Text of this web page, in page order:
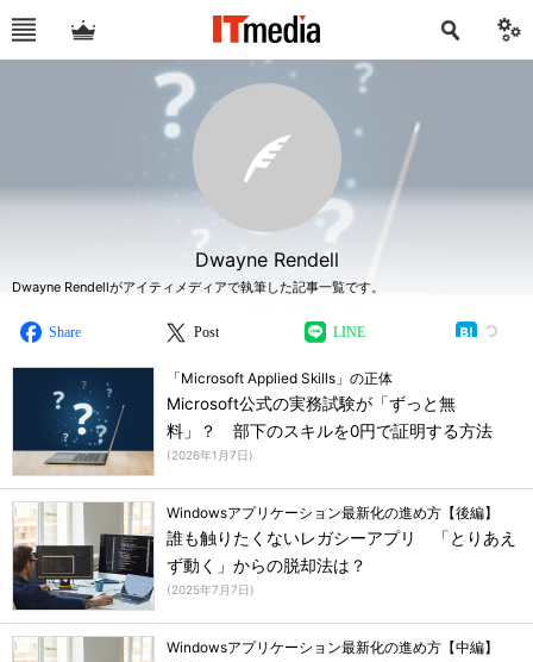
Dwayne Rendell
Dwayne Rendellがアイティメディアで執筆した記事一覧です。
Share Post LINE
「Microsoft Applied Skills」の正体
Microsoft公式の実務試験が「ずっと無
料」？ 部下のスキルを0円で証明する方法
(2026年1月7日)
Windowsアプリケーション最新化の進め方【後編】
誰も触りたくないレガシーアプリ 「とりあえ
ず動く」からの脱却法は？
(2025年7月7日)
Windowsアプリケーション最新化の進め方【中編】